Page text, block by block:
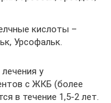
кислоты –
Урсофальк.
у
с ЖКБ (более
в течение 1,5-2 лет.